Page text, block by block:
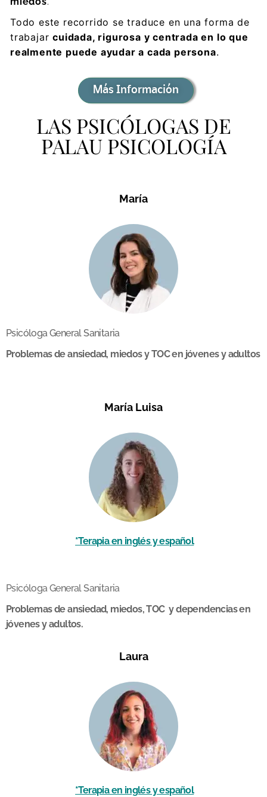
Todo este recorrido se traduce en una forma de
trabajarcuidada, rigurosa y centrada en lo que
realmente puede ayudar a cada persona.
Más Información
LAS PSICÓLOGAS DE
PALAU PSICOLOGÍA
María
Psicóloga General Sanitaria
Problemas de ansiedad, miedos y TOC en jóvenes y adultos
María Luisa
*Terapia en inglés y español
Psicóloga General Sanitaria
Problemas de ansiedad, miedos, TOC y dependencias en
jóvenes y adultos.
Laura
*Terapia en inglés y español